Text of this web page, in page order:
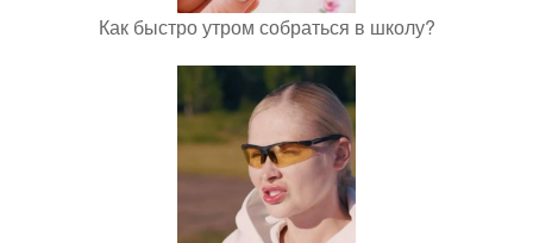
Как быстро утром собраться в школу?